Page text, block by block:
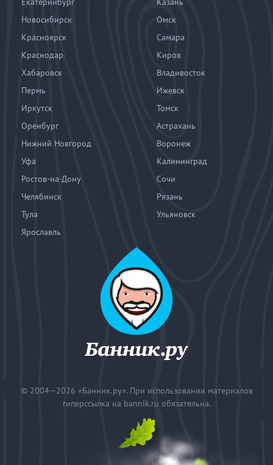
Новосибирск
Омск
Красноярск
Самара
Краснодар
Киров
Хабаровск
Владивосток
Пермь
Ижевск
Иркутск
Томск
Оренбург
Астрахань
Нижний Новгород
Воронеж
Уфа
Калининград
Ростов-на-Дону
Сочи
Челябинск
Рязань
Тула
Ульяновск
Ярославль
© 2004—2026 «Банник.ру». При использовании материалов
гиперссылка на bannik.ru обязательна.